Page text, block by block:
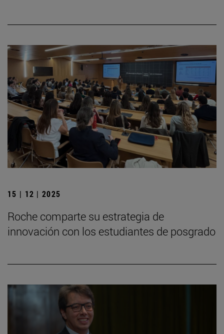
15 | 12 | 2025
Roche comparte su estrategia de
innovación con los estudiantes de posgrado